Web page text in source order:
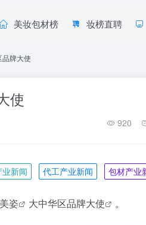
美妆包材榜 妆榜直聘
牌大使
使
920
新闻 代工产业新闻 包材产业
美姿 大中华区品牌大使 。